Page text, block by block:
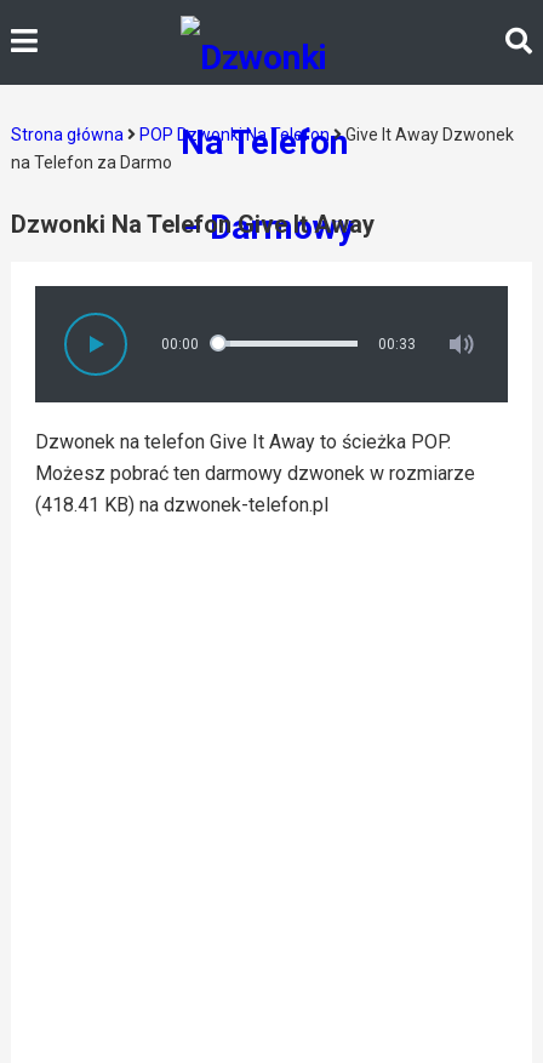
Strona główna POP Dzwonki Na Telefon
Give It Away Dzwonek
na Telefon za Darmo
Dzwonki Na Telefon Give It Away
00:00 00:33
Dzwonek na telefon Give It Away to ścieżka POP.
Możesz pobrać ten darmowy dzwonek w rozmiarze
(418.41 KB) na dzwonek-telefon.pl